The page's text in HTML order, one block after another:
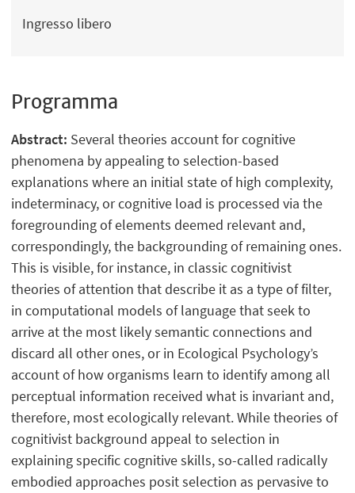
Ingresso libero
Programma
Abstract: Several theories account for cognitive
phenomena by appealing to selection-based
explanations where an initial state of high complexity,
indeterminacy, or cognitive load is processed via the
foregrounding of elements deemed relevant and,
correspondingly, the backgrounding of remaining ones.
This is visible, for instance, in classic cognitivist
theories of attention that describe it as a type of filter,
in computational models of language that seek to
arrive at the most likely semantic connections and
discard all other ones, or in Ecological Psychology’s
account of how organisms learn to identify among all
perceptual information received what is invariant and,
therefore, most ecologically relevant. While theories of
cognitivist background appeal to selection in
explaining specific cognitive skills, so-called radically
embodied approaches posit selection as pervasive to